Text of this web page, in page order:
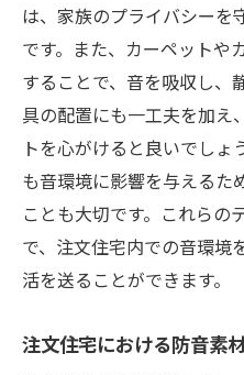
環境に優しい防
革新的な防音技
コストと効果を
施工性を考慮し
顧客満足度の高
注文住宅の防音対策
空間へ
ストレスを軽減す
自然の音を活かし
は、家族のプライバシーを
です。また、カーペットや
することで、音を吸収し、
具の配置にも一工夫を加え
トを心がけると良いでし
も音環境に影響を与えるた
ことも大切です。これらの
で、注文住宅内での音環境
活を送ることができます。
注文住宅における防音素